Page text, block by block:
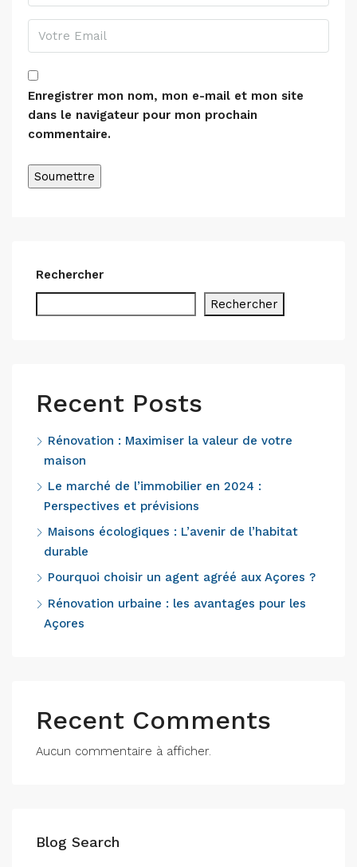
Enregistrer mon nom, mon e-mail et mon site
dans le navigateur pour mon prochain
commentaire.
Rechercher
Rechercher
Recent Posts
Rénovation : Maximiser la valeur de votre
maison
Le marché de l’immobilier en 2024 :
Perspectives et prévisions
Maisons écologiques : L’avenir de l’habitat
durable
Pourquoi choisir un agent agréé aux Açores ?
Rénovation urbaine : les avantages pour les
Açores
Recent Comments
Aucun commentaire à afficher.
Blog Search